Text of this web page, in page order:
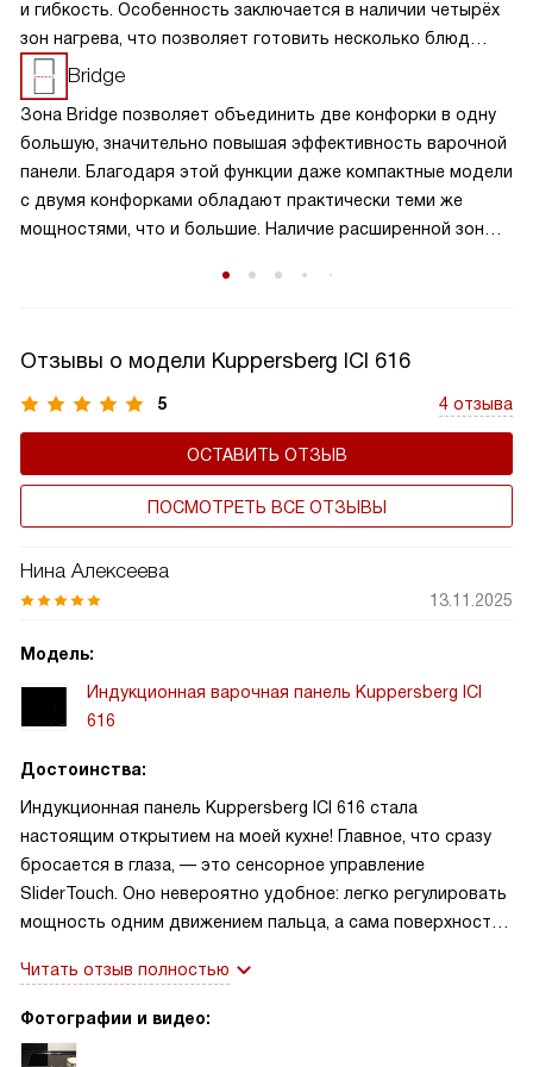
и гибкость. Особенность заключается в наличии четырёх
зон нагрева, что позволяет готовить несколько блюд
одновременно, экономя время и усилия. Разнообразие
размеров и мощностей конфорок подходит для
различных кулинарных задач, от быстрого кипячения
до медленного тушения. Такая панель обеспечивает
равномерное распределение тепла и удобное
расположение посуды, что делает её идеальной для
семейного использования.
Bridge
Зона Bridge позволяет объединить две конфорки в одну
большую, значительно повышая эффективность варочной
панели. Благодаря этой функции даже компактные модели
с двумя конфорками обладают практически теми же
мощностями, что и большие. Наличие расширенной зоны
этот режим, плита автоматически определит площадь
нагрева и равномерно распределит тепло по диаметру
дна посуды.
Отзывы о модели Kuppersberg ICI 616
5 4 отзыва
ОСТАВИТЬ ОТЗЫВ
ПОСМОТРЕТЬ ВСЕ ОТЗЫВЫ
Нина Алексеева
13.11.2025
Модель:
Индукционная варочная панель Kuppersberg ICI
616
Достоинства:
Индукционная панель Kuppersberg ICI 616 стала
настоящим открытием на моей кухне! Главное, что сразу
бросается в глаза, — это сенсорное управление
SliderTouch. Оно невероятно удобное: легко регулировать
мощность одним движением пальца, а сама поверхность
старой варочной панелью. Особенно в восторге от
функции Booster — с её помощью вода закипает в
Читать отзыв полностью
Фотографии и видео: